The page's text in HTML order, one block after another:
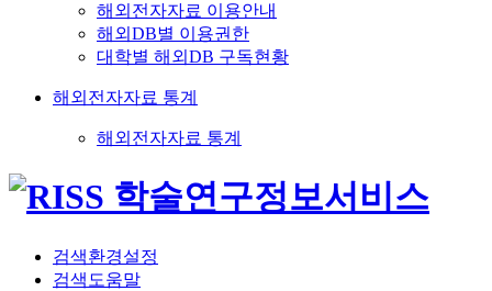
해외전자자료 이용안내
해외DB별 이용권한
대학별 해외DB 구독현황
해외전자자료 통계
해외전자자료 통계
검색환경설정
검색도움말